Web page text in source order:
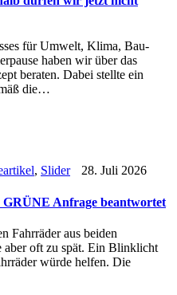
für Umwelt, Klima, Bau-
haben wir über das
beraten. Dabei stellte ein
die…
, Slider 28. Juli 2026
Anfrage beantwortet
Fahrräder aus beiden
aber oft zu spät. Ein Blinklicht
würde helfen. Die